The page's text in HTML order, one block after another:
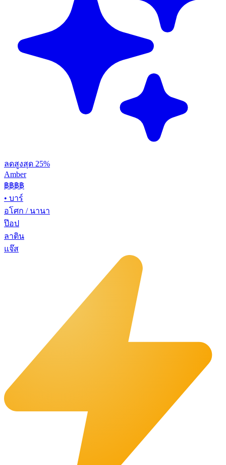
ลดสูงสุด 25%
Amber
฿฿฿฿
• บาร์
อโศก / นานา
ป๊อป
ลาติน
แจ๊ส